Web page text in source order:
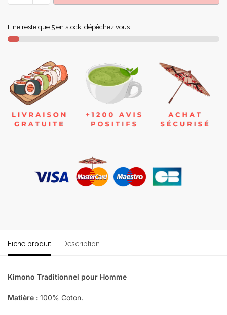
Il ne reste que 5 en stock, dépêchez vous
Fiche produit Description
Kimono Traditionnel pour Homme
Matière : 100% Coton.